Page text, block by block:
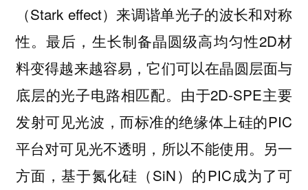
（Stark effect）来调谐单光子的波长和对称
性。最后，生长制备晶圆级高均匀性2D材
料变得越来越容易，它们可以在晶圆层面与
底层的光子电路相匹配。由于2D-SPE主要
发射可见光波，而标准的绝缘体上硅的PIC
平台对可见光不透明，所以不能使用。另一
方面，基于氮化硅（SiN）的PIC成为了可